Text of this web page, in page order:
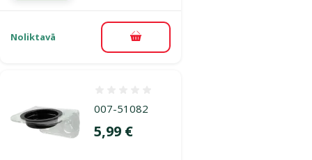
Noliktavā Pievienot grozam
007-51082
Cena
5,99 €